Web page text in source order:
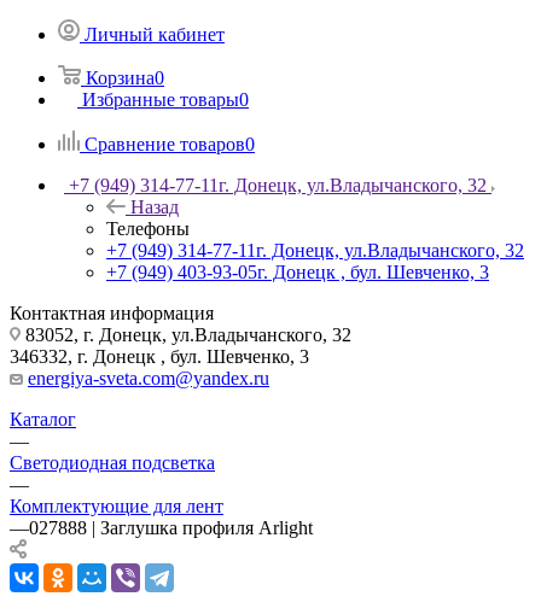
Личный кабинет
Корзина0
Избранные товары0
Сравнение товаров0
+7 (949) 314-77-11г. Донецк, ул.Владычанского, 32
Назад
Телефоны
+7 (949) 314-77-11г. Донецк, ул.Владычанского, 32
+7 (949) 403-93-05г. Донецк , бул. Шевченко, 3
Контактная информация
83052, г. Донецк, ул.Владычанского, 32
346332, г. Донецк , бул. Шевченко, 3
energiya-sveta.com@yandex.ru
Каталог
—
Светодиодная подсветка
—
Комплектующие для лент
—027888 | Заглушка профиля Arlight